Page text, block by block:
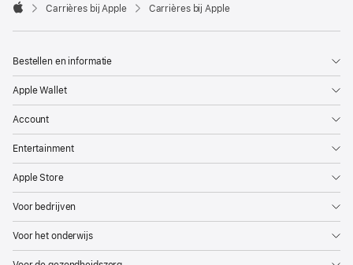

Carrières bij Apple Carrières bij Apple
Bestellen en informatie
Apple Wallet
Account
Entertainment
Apple Store
Voor bedrijven
Voor het onderwijs